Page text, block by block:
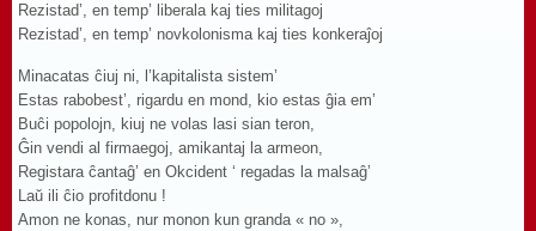
Rezistad’, en temp’ liberala kaj ties militagoj
Rezistad’, en temp’ novkolonisma kaj ties konkeraĵoj
Minacatas ĉiuj ni, l’kapitalista sistem’
Estas rabobest’, rigardu en mond, kio estas ĝia em’
Buĉi popolojn, kiuj ne volas lasi sian teron,
Ĝin vendi al firmaegoj, amikantaj la armeon,
Registara ĉantaĝ’ en Okcident ‘ regadas la malsaĝ’
Laŭ ili ĉio profitdonu !
Amon ne konas, nur monon kun granda « no »,